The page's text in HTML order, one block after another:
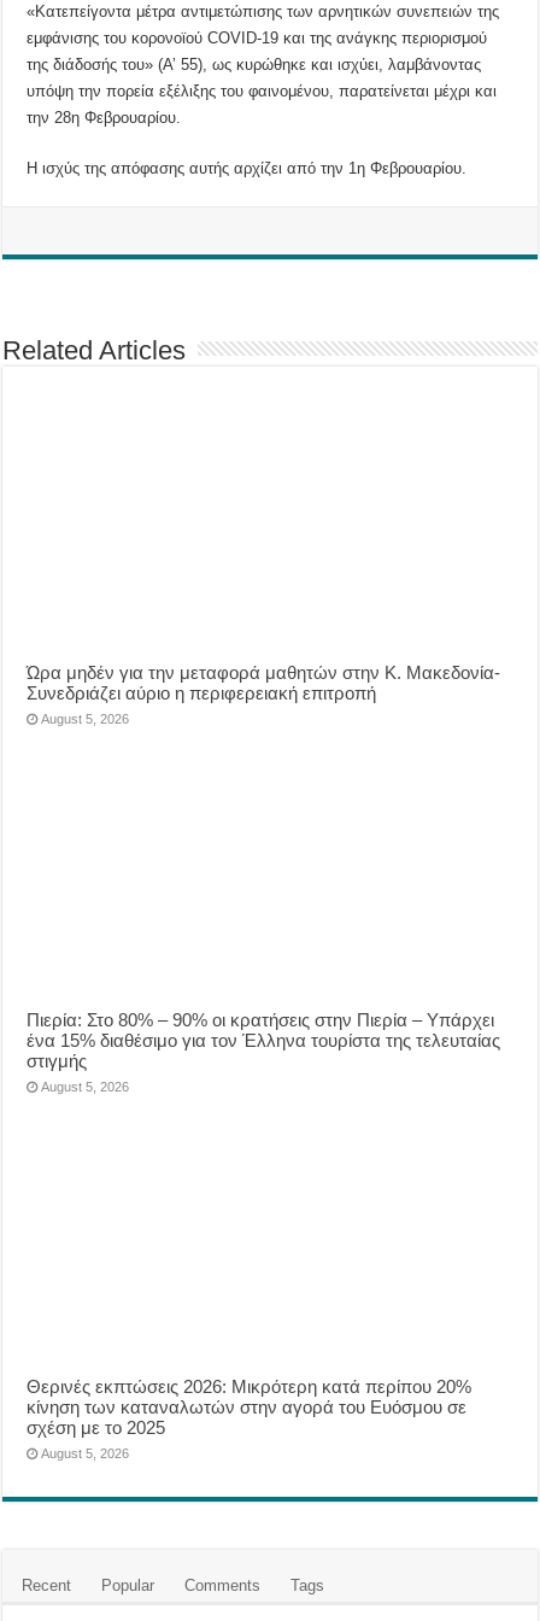
«Κατεπείγοντα μέτρα αντιμετώπισης των αρνητικών συνεπειών της
εμφάνισης του κορονοϊού COVID-19 και της ανάγκης περιορισμού
της διάδοσής του» (Α’ 55), ως κυρώθηκε και ισχύει, λαμβάνοντας
υπόψη την πορεία εξέλιξης του φαινομένου, παρατείνεται μέχρι και
την 28η Φεβρουαρίου.
Η ισχύς της απόφασης αυτής αρχίζει από την 1η Φεβρουαρίου.
Related Articles
Ώρα μηδέν για την μεταφορά μαθητών στην Κ. Μακεδονία-
Συνεδριάζει αύριο η περιφερειακή επιτροπή
August 5, 2026
Πιερία: Στο 80% – 90% οι κρατήσεις στην Πιερία – Υπάρχει
ένα 15% διαθέσιμο για τον Έλληνα τουρίστα της τελευταίας
στιγμής
August 5, 2026
Θερινές εκπτώσεις 2026: Μικρότερη κατά περίπου 20%
κίνηση των καταναλωτών στην αγορά του Ευόσμου σε
σχέση με το 2025
August 5, 2026
Recent Popular Comments Tags